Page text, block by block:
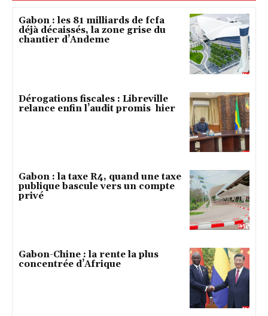
Gabon : les 81 milliards de fcfa
déjà décaissés, la zone grise du
chantier d’Andeme
Dérogations fiscales : Libreville
relance enfin l’audit promis hier
Gabon : la taxe R4, quand une taxe
publique bascule vers un compte
privé
Gabon-Chine : la rente la plus
concentrée d’Afrique